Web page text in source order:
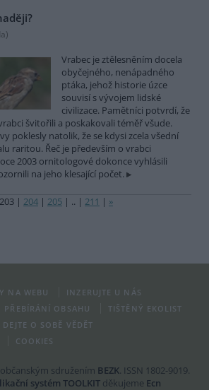
)
Vrabec je ztělesněním docela
obyčejného, nenápadného
ptáka, jehož historie úzce
souvisí s vývojem lidské
civilizace. Pamětníci potvrdí, že
švitořili a poskakovali téměř všude.
poklesly natolik, že se kdysi zcela všední
raritou. Řeč je především o vrabci
2003 ornitologové dokonce vyhlásili
na jeho klesající počet.
203 | 204 | 205 | .. | 211 | »
NA WEBU
INZERUJTE U NÁS
PŘEBÍRÁNÍ OBSAHU
TIŠTĚNÝ EKOLIST
DEJTE O SOBĚ VĚDĚT
COOKIES
sdružením BEZK. ISSN 1802-9019.
systém TOOLKIT děkujeme Ecn